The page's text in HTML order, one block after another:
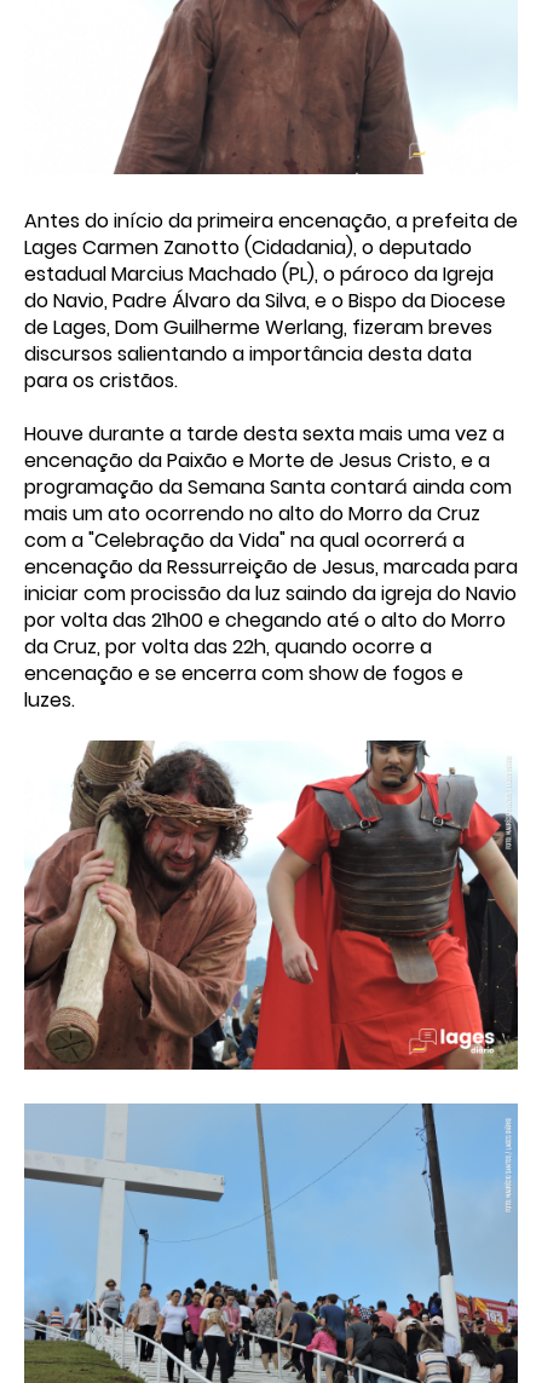
Antes do início da primeira encenação, a prefeita de
Lages Carmen Zanotto (Cidadania), o deputado
estadual Marcius Machado (PL), o pároco da Igreja
do Navio, Padre Álvaro da Silva, e o Bispo da Diocese
de Lages, Dom Guilherme Werlang, fizeram breves
discursos salientando a importância desta data
para os cristãos.
Houve durante a tarde desta sexta mais uma vez a
encenação da Paixão e Morte de Jesus Cristo, e a
programação da Semana Santa contará ainda com
mais um ato ocorrendo no alto do Morro da Cruz
com a "Celebração da Vida" na qual ocorrerá a
encenação da Ressurreição de Jesus, marcada para
iniciar com procissão da luz saindo da igreja do Navio
por volta das 21h00 e chegando até o alto do Morro
da Cruz, por volta das 22h, quando ocorre a
encenação e se encerra com show de fogos e
luzes.